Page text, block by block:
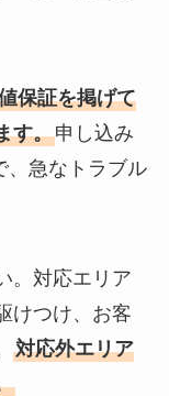
保証を掲げて
す。申し込み
、急なトラブル
。対応エリア
けつけ、お客
対応外エリア